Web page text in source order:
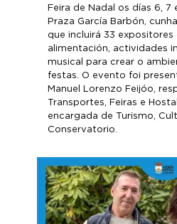
Feira de Nadal os días 6, 7
Praza García Barbón,
que incluirá 33 expositores
alimentación, actividades
musical para crear o
festas. O evento foi
Manuel Lorenzo Feijóo,
Transportes, Feiras e
encargada de Turismo,
Conservatorio.